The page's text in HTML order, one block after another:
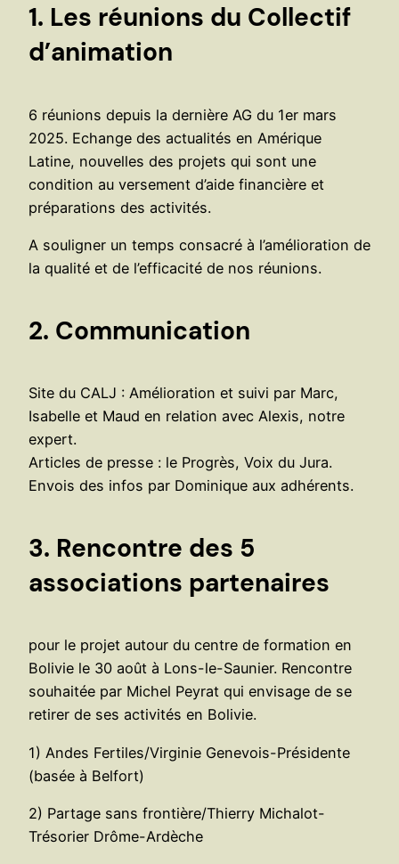
1. Les réunions du Collectif
d’animation
6 réunions depuis la dernière AG du 1er mars
2025. Echange des actualités en Amérique
Latine, nouvelles des projets qui sont une
condition au versement d’aide financière et
préparations des activités.
A souligner un temps consacré à l’amélioration de
la qualité et de l’efficacité de nos réunions.
2. Communication
Site du CALJ : Amélioration et suivi par Marc,
Isabelle et Maud en relation avec Alexis, notre
expert.
Articles de presse : le Progrès, Voix du Jura.
Envois des infos par Dominique aux adhérents.
3. Rencontre des 5
associations partenaires
pour le projet autour du centre de formation en
Bolivie le 30 août à Lons-le-Saunier. Rencontre
souhaitée par Michel Peyrat qui envisage de se
retirer de ses activités en Bolivie.
1) Andes Fertiles/Virginie Genevois-Présidente
(basée à Belfort)
2) Partage sans frontière/Thierry Michalot-
Trésorier Drôme-Ardèche